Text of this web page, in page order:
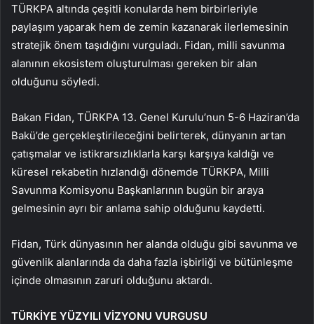
TÜRKPA altında çeşitli konularda hem birbirleriyle
paylaşım yaparak hem de zemin kazanarak ilerlemesinin
stratejik önem taşıdığını vurguladı. Fidan, milli savunma
alanının ekosistem oluşturulması gereken bir alan
olduğunu söyledi.
Bakan Fidan, TÜRKPA 13. Genel Kurulu’nun 5-6 Haziran’da
Bakü’de gerçekleştirileceğini belirterek, dünyanın artan
çatışmalar ve istikrarsızlıklarla karşı karşıya kaldığı ve
küresel rekabetin hızlandığı dönemde TÜRKPA, Milli
Savunma Komisyonu Başkanlarının bugün bir araya
gelmesinin ayrı bir anlama sahip olduğunu kaydetti.
Fidan, Türk dünyasının her alanda olduğu gibi savunma ve
güvenlik alanlarında da daha fazla işbirliği ve bütünleşme
içinde olmasının zaruri olduğunu aktardı.
TÜRKİYE YÜZYILI VİZYONU VURGUSU